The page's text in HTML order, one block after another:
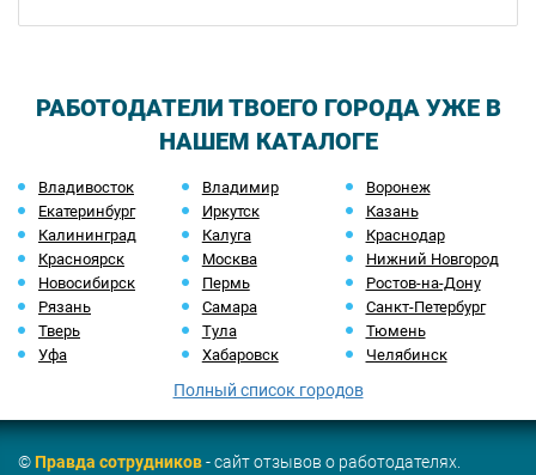
РАБОТОДАТЕЛИ ТВОЕГО ГОРОДА УЖЕ В
НАШЕМ КАТАЛОГЕ
Владивосток Владимир
Воронеж
Екатеринбург
Иркутск
Казань
Калининград
Калуга
Краснодар
Красноярск
Москва
Нижний Новгород
Новосибирск
Пермь
Ростов-на-Дону
Рязань
Самара
Санкт-Петербург
Тверь
Тула
Тюмень
Уфа
Хабаровск Челябинск
Полный список городов
©Правда сотрудников- сайт отзывов о работодателях.